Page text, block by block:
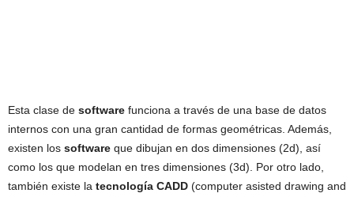
Esta clase de software funciona a través de una base de datos
internos con una gran cantidad de formas geométricas. Además,
existen los software que dibujan en dos dimensiones (2d), así
como los que modelan en tres dimensiones (3d). Por otro lado,
también existe la tecnología CADD (computer asisted drawing and